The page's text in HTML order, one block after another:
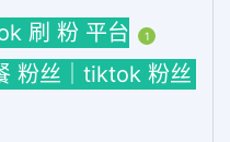
刷 粉 平台 1
粉丝｜tiktok 粉丝